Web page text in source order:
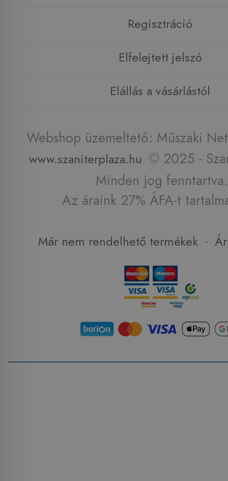
Regisztráció
Elfelejtett jelszó
Elállás a vásárlástól
Webshop üzemeltető: Műszaki
www.szaniterplaza.hu © 2025 -
Minden jog fenntartva.
Az áraink 27% ÁFA-t
Már nem rendelhető termékek -